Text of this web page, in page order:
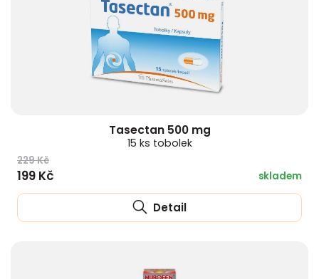
Tasectan 500 mg
15 ks tobolek
229 Kč
199 Kč skladem
Detail